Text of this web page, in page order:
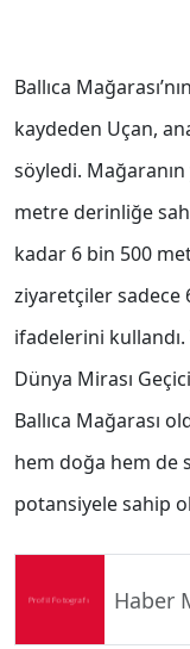
Ballıca
kaydeden Uçan,
söyledi.
metre derinliğe
kadar 6 bin 500
ziyaretçiler sadece
ifadelerini kullandı.
Dünya Mirası
Ballıca Mağarası
hem doğa hem de
potansiyele sahip
Haber